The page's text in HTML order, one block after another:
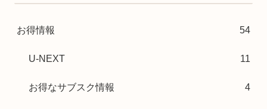
お得情報 54
U-NEXT 11
お得なサブスク情報 4